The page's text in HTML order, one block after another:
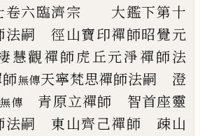
卷六臨濟宗 大鑑下第十
法嗣 徑山寶印禪師昭覺元
慧觀禪師虎丘元淨禪師法
無傳天寧梵思禪師法嗣 澄
傳 青原立禪師 智首座靈
法嗣
東山齊己禪師 疎山